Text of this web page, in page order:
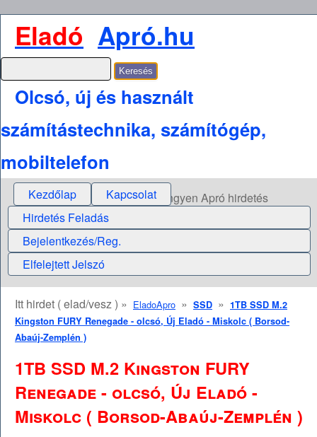
Eladó Apró.hu
Olcsó, új és használt
számítástechnika, számítógép,
mobiltelefon
Kezdőlap Kapcsolat
Ingyen Apró hirdetés
Hirdetés Feladás
Bejelentkezés/Reg.
Elfelejtett Jelszó
Itt hirdet ( elad/vesz ) » EladoApro » SSD » 1TB SSD M.2
Kingston FURY Renegade - olcsó, Új Eladó - Miskolc ( Borsod-
Abaúj-Zemplén )
1TB SSD M.2 Kingston FURY
Renegade - olcsó, Új Eladó -
Miskolc ( Borsod-Abaúj-Zemplén )